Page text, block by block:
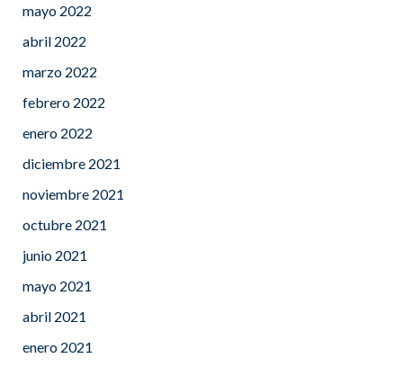
mayo 2022
abril 2022
marzo 2022
febrero 2022
enero 2022
diciembre 2021
noviembre 2021
octubre 2021
junio 2021
mayo 2021
abril 2021
enero 2021